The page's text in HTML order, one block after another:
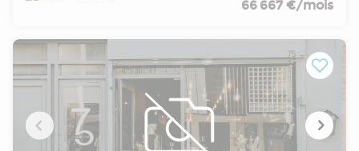
66 667 €/mois